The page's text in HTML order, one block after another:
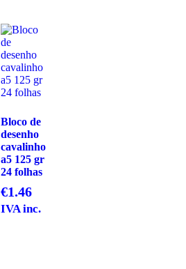
Bloco de
desenho
cavalinho
a5 125 gr
24 folhas
€1.46
IVA inc.